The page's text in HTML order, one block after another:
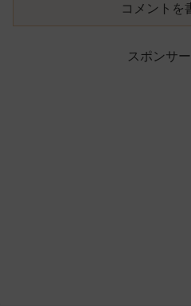
コメントを
スポンサ